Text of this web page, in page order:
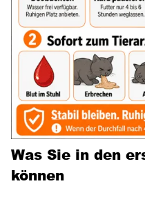
Was Sie in den
können